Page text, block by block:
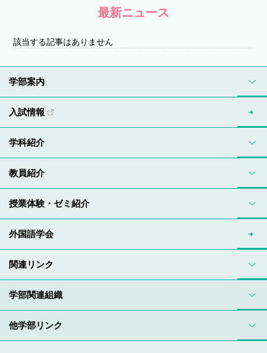
最新ニュース
該当する記事はありません
学部関連組織
他学部リンク
学部案内
入試情報
学科紹介
教員紹介
授業体験・ゼミ紹介
外国語学会
関連リンク